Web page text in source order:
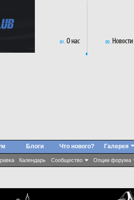
Календарь Сообщество Опции форума
Блоги Что нового? Галерея